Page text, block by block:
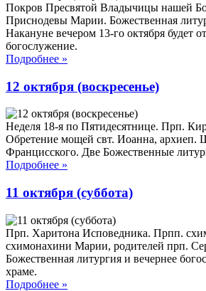
Покров Пресвятой Владычицы нашей
Приснодевы Марии. Божественная
Накануне вечером 13-го октября будет
богослужение.
Подробнее »
12 октября (воскресенье)
Неделя 18-я по Пятидесятнице. Прп.
Обретение мощей свт. Иоанна, архиеп.
Францисского. Две Божественные
Подробнее »
11 октября (суббота)
Прп. Харитона Исповедника. Прпп.
схимонахини Марии, родителей прп.
Божественная литургия и вечернее
храме.
Подробнее »